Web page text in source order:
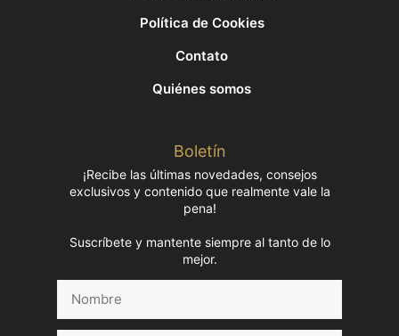
Política de Cookies
Contato
Quiénes somos
Boletín
¡Recibe las últimas novedades, consejos
exclusivos y contenido que realmente vale la
pena!
Suscríbete y mantente siempre al tanto de lo
mejor.